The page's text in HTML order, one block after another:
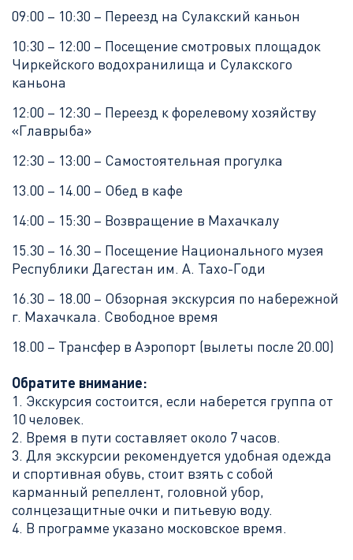
09:00 – 10:30 – Переезд на Сулакский каньон
10:30 – 12:00 – Посещение смотровых площадок
Чиркейского водохранилища и Сулакского
каньона
12:00 – 12:30 – Переезд к форелевому хозяйству
«Главрыба»
12:30 – 13:00 – Самостоятельная прогулка
13.00 – 14.00 – Обед в кафе
14:00 – 15:30 – Возвращение в Махачкалу
15.30 – 16.30 – Посещение Национального музея
Республики Дагестан им. А. Тахо-Годи
16.30 – 18.00 – Обзорная экскурсия по набережной
г. Махачкала. Свободное время
18.00 – Трансфер в Аэропорт (вылеты после 20.00)
Обратите внимание:
1. Экскурсия состоится, если наберется группа от
10 человек.
2. Время в пути составляет около 7 часов.
3. Для экскурсии рекомендуется удобная одежда
и спортивная обувь, стоит взять с собой
карманный репеллент, головной убор,
солнцезащитные очки и питьевую воду.
4. В программе указано московское время.